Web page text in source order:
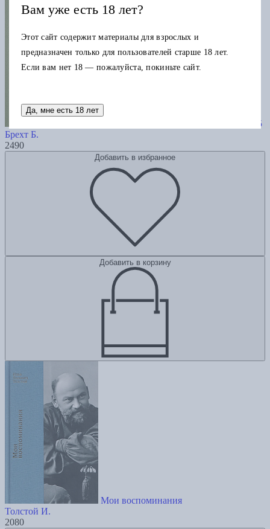
Эмигрантские дневники. 1938 — 1955
Брехт Б.
2490
Добавить в избранное
Добавить в корзину
Мои воспоминания
Толстой И.
2080
Вам уже есть 18 лет?
Этот сайт содержит материалы для взрослых и
предназначен только для пользователей старше 18 лет.
Если вам нет 18 — пожалуйста, покиньте сайт.
Да, мне есть 18 лет